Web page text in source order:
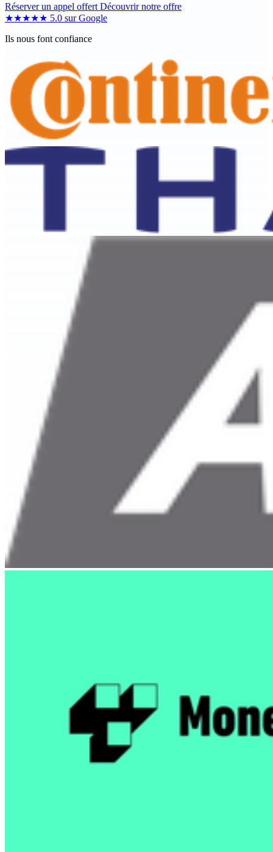
Réserver un appel offert Découvrir notre offre
★★★★★ 5.0 sur Google
Ils nous font confiance